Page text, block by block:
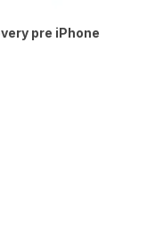
pre iPhone